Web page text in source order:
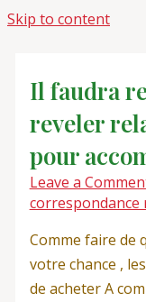
Skip to content
Il faudra
reveler
pour
Leave a
Comme faire de
votre chance ,
de acheter A